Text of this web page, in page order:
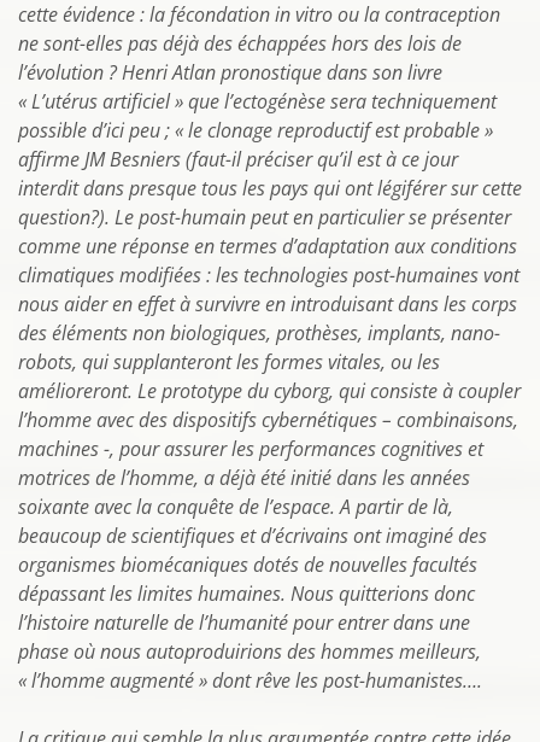
cette évidence : la fécondation in vitro ou la contraception
ne sont-elles pas déjà des échappées hors des lois de
l’évolution ? Henri Atlan pronostique dans son livre
« L’utérus artificiel » que l’ectogénèse sera techniquement
possible d’ici peu ; « le clonage reproductif est probable »
affirme JM Besniers (faut-il préciser qu’il est à ce jour
interdit dans presque tous les pays qui ont légiférer sur cette
question?). Le post-humain peut en particulier se présenter
comme une réponse en termes d’adaptation aux conditions
climatiques modifiées : les technologies post-humaines vont
nous aider en effet à survivre en introduisant dans les corps
des éléments non biologiques, prothèses, implants, nano-
robots, qui supplanteront les formes vitales, ou les
amélioreront. Le prototype du cyborg, qui consiste à coupler
l’homme avec des dispositifs cybernétiques – combinaisons,
machines -, pour assurer les performances cognitives et
motrices de l’homme, a déjà été initié dans les années
soixante avec la conquête de l’espace. A partir de là,
beaucoup de scientifiques et d’écrivains ont imaginé des
organismes biomécaniques dotés de nouvelles facultés
dépassant les limites humaines. Nous quitterions donc
l’histoire naturelle de l’humanité pour entrer dans une
phase où nous autoproduirions des hommes meilleurs,
« l’homme augmenté » dont rêve les post-humanistes….